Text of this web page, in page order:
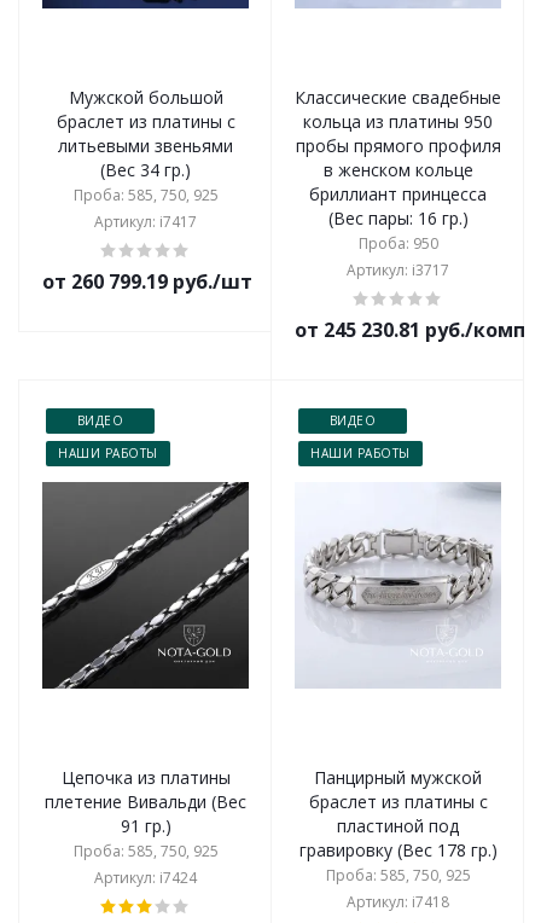
Мужской большой
браслет из платины с
литьевыми звеньями
(Вес 34 гр.)
Проба: 585, 750, 925
Артикул: i7417
от 260 799.19 руб./шт
Классические свадебные
кольца из платины 950
пробы прямого профиля
в женском кольце
бриллиант принцесса
(Вес пары: 16 гр.)
Проба: 950
Артикул: i3717
от 245 230.81 руб./
ВИДЕО
НАШИ РАБОТЫ
Цепочка из платины
плетение Вивальди (Вес
91 гр.)
Проба: 585, 750, 925
Артикул: i7424
ВИДЕО
НАШИ РАБОТЫ
Панцирный мужской
браслет из платины с
пластиной под
гравировку (Вес 178 гр.)
Проба: 585, 750, 925
Артикул: i7418